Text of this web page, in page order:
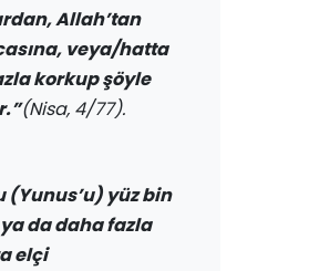
Allah’tan
veya/hatta
korkup şöyle
(Nisa, 4/77).
(Yunus’u) yüz bin
da daha fazla
elçi